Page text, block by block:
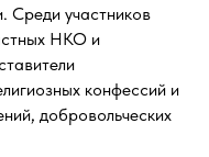
Среди участников
НКО и
конфессий и
добровольческих